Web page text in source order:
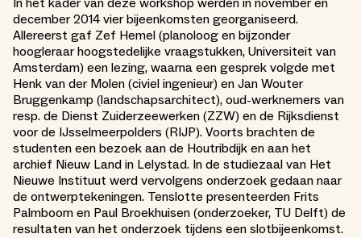
In het kader van deze workshop werden in november en
december 2014 vier bijeenkomsten georganiseerd.
Allereerst gaf Zef Hemel (planoloog en bijzonder
hoogleraar hoogstedelijke vraagstukken, Universiteit van
Amsterdam) een lezing, waarna een gesprek volgde met
Henk van der Molen (civiel ingenieur) en Jan Wouter
Bruggenkamp (landschapsarchitect), oud-werknemers van
resp. de Dienst Zuiderzeewerken (ZZW) en de Rijksdienst
voor de IJsselmeerpolders (RIJP). Voorts brachten de
studenten een bezoek aan de Houtribdijk en aan het
archief Nieuw Land in Lelystad. In de studiezaal van Het
Nieuwe Instituut werd vervolgens onderzoek gedaan naar
de ontwerptekeningen. Tenslotte presenteerden Frits
Palmboom en Paul Broekhuisen (onderzoeker, TU Delft) de
resultaten van het onderzoek tijdens een slotbijeenkomst.